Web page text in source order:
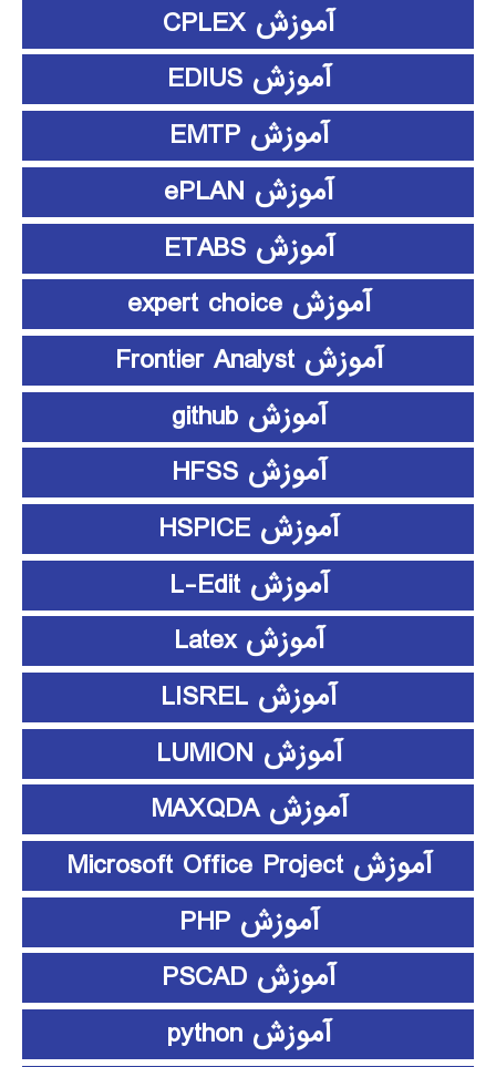
آموزش CPLEX
آموزش EDIUS
آموزش EMTP
آموزش ePLAN
آموزش ETABS
آموزش expert choice
آموزش Frontier Analyst
آموزش github
آموزش HFSS
آموزش HSPICE
آموزش L-Edit
آموزش Latex
آموزش LISREL
آموزش LUMION
آموزش MAXQDA
آموزش Microsoft Office Project
آموزش PHP
آموزش PSCAD
آموزش python